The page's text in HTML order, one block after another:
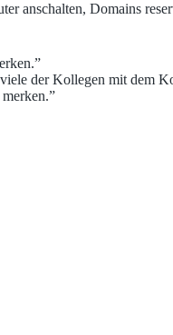
anschalten, Domains
der Kollegen mit dem